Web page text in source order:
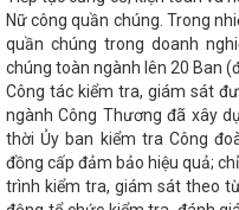
cực hưởng ứng Cuộc thi về
tình hình mới
Thông
Đề án “Chương trình kết
tiêu dùng toàn quốc” thuộc
Thư chúc mừng của
hiệu Việt Nam (20/4/2008 -
chính
Hội nghị liên Bộ
tỉnh làm việc với Tập đoàn
HÀ TĨNH TIẾP NHẬN
Nữ công quần chúng. Trong
quần chúng trong doanh
chúng toàn ngành lên 20 Ban
Công tác kiểm tra, giám sát
ngành Công Thương đã xây
thời Ủy ban kiểm tra Công
đồng cấp đảm bảo hiệu quả;
trình kiểm tra, giám sát theo